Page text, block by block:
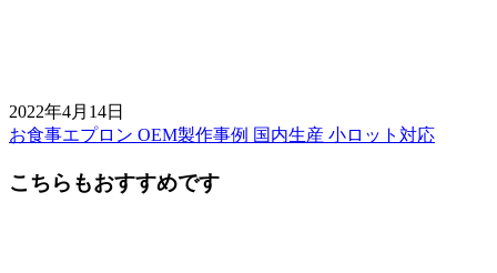
2022年4月14日
前
後
お食事エプロン OEM製作事例 国内生産 小ロット対応
こちらもおすすめです